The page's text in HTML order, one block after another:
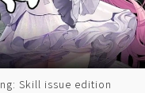
Skill issue edition